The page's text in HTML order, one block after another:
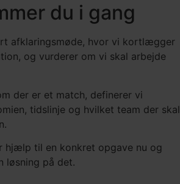
du i gang
afklaringsmøde, hvor vi kortlægger
og vurderer om vi skal arbejde
der er et match, definerer vi
tidslinje og hvilket team der skal
hjælp til en konkret opgave nu og
løsning på det.